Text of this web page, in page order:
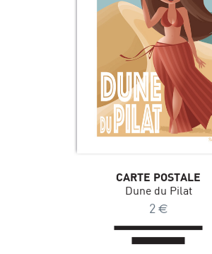
CARTE POSTALE
Dune du Pilat
2 €